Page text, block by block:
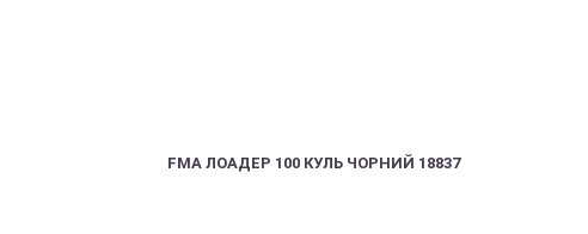
FMA ЛОАДЕР 100 КУЛЬ ЧОРНИЙ 18837